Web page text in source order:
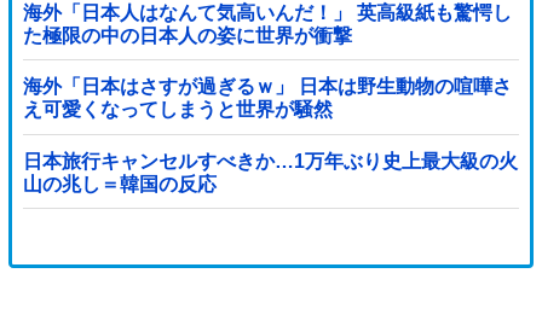
海外「日本人はなんて気高いんだ！」 英高級紙も驚愕し
た極限の中の日本人の姿に世界が衝撃
海外「日本はさすが過ぎるｗ」 日本は野生動物の喧嘩さ
え可愛くなってしまうと世界が騒然
日本旅行キャンセルすべきか…1万年ぶり史上最大級の火
山の兆し＝韓国の反応